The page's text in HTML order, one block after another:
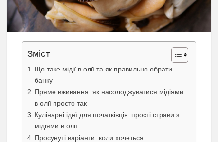
Зміст
Що таке мідії в олії та як правильно обрати
банку
Пряме вживання: як насолоджуватися мідіями
в олії просто так
Кулінарні ідеї для початківців: прості страви з
мідіями в олії
Просунуті варіанти: коли хочеться